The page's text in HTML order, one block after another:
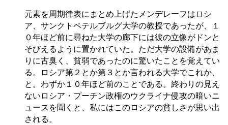
元素を周期律表にまとめ上げたメンデレーフはロシ
ア、サンクトペテルブルグ大学の教授であったが、１
０年ほど前に尋ねた大学の廊下には彼の立像がドンと
そびえるように置かれていた。ただ大学の設備があま
りに古臭く、貧弱であったのに驚いたことを覚えてい
る。ロシア第２とか第３とか言われる大学でこれか、
と。わずか１０年ほど前のことである。終わりの見え
ないロシア・プーチン政権のウクライナ侵攻の暗いニ
ュースを聞くと、私にはこのロシアの貧しさが思い出
される。